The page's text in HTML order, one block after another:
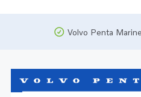
Volvo Penta